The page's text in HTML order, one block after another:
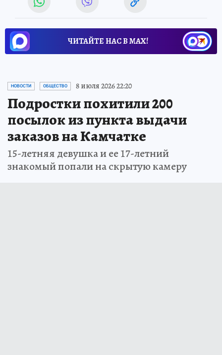
ЧИТАЙТЕ НАС В МАХ!
НОВОСТИ ОБЩЕСТВО 8 июля 2026 22:20
Подростки похитили 200
посылок из пункта выдачи
заказов на Камчатке
15-летняя девушка и ее 17-летний
знакомый попали на скрытую камеру